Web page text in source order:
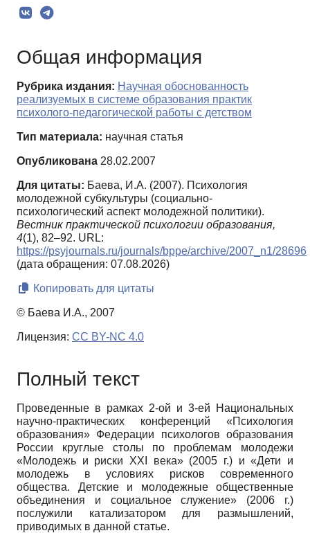
Общая информация
Рубрика издания: Научная обоснованность
реализуемых в системе образования практик
психолого-педагогической работы с детством
Тип материала: научная статья
Опубликована 28.02.2007
Для цитаты: Баева, И.А. (2007). Психология
молодежной субкультуры (социально-
психологический аспект молодежной политики).
Вестник практической психологии образования,
4(1), 82–92. URL:
https://psyjournals.ru/journals/bppe/archive/2007_n1/28696
(дата обращения: 07.08.2026)
Копировать для цитаты
© Баева И.А., 2007
Лицензия: CC BY-NC 4.0
Полный текст
Проведенные в рамках 2-ой и 3-ей Национальных
научно-практических конференций «Психология
образования» Федерации психологов образования
России круглые столы по проблемам молодежи
«Молодежь и риски XXI века» (2005 г.) и «Дети и
молодежь в условиях рисков современного
общества. Детские и молодежные общественные
объединения и социальное служение» (2006 г.)
послужили катализатором для размышлений,
приводимых в данной статье.